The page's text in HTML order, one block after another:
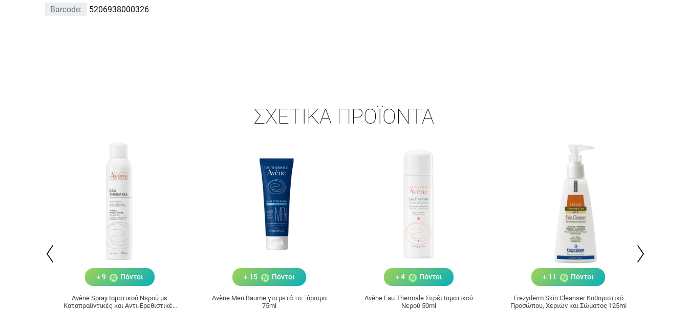
Barcode: 5206938000326
ΣΧΕΤΙΚΆ ΠΡΟΪΌΝΤΑ
+ 9 Πόντοι
Avène Spray Ιαματικού Νερού με
Καταπραϋντικές και Αντι-Ερεθιστικές
+ 15 Πόντοι
Avène Men Baume για μετά το Ξύρισμα
75ml
+ 4 Πόντοι
Avène Eau Thermale Σπρέι Ιαματικού
Νερού 50ml
+ 11 Πόντοι
Frezyderm Skin Cleanser Καθαριστικό
Προσώπου, Χεριών και Σώματος 125ml